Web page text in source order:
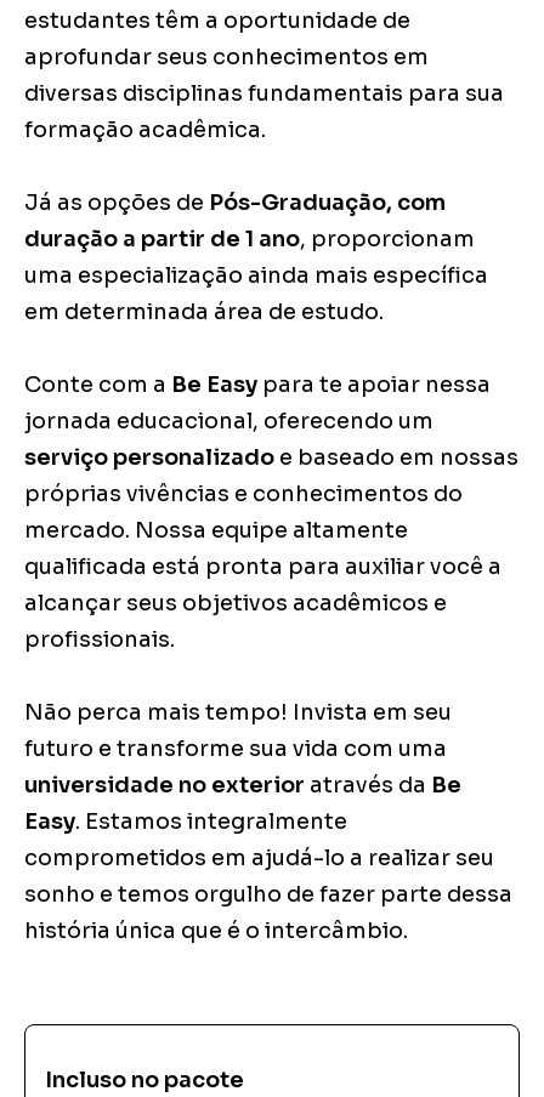
estudantes têm a oportunidade de
aprofundar seus conhecimentos em
diversas disciplinas fundamentais para sua
formação acadêmica.
Já as opções de Pós-Graduação, com
duração a partir de 1 ano, proporcionam
uma especialização ainda mais específica
em determinada área de estudo.
Conte com a Be Easy para te apoiar nessa
jornada educacional, oferecendo um
serviço personalizado e baseado em nossas
próprias vivências e conhecimentos do
mercado. Nossa equipe altamente
qualificada está pronta para auxiliar você a
alcançar seus objetivos acadêmicos e
profissionais.
Não perca mais tempo! Invista em seu
futuro e transforme sua vida com uma
universidade no exterior através da Be
Easy. Estamos integralmente
comprometidos em ajudá-lo a realizar seu
sonho e temos orgulho de fazer parte dessa
história única que é o intercâmbio.
Incluso no pacote